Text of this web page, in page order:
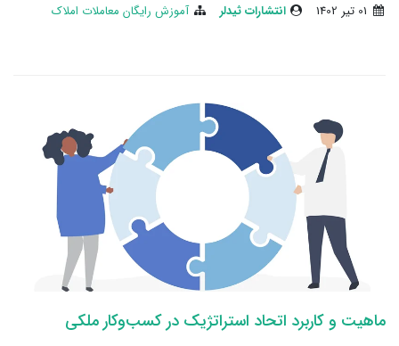
انتشارات ثیدلر آموزش رایگان معاملات املاک
ماهیت و کاربرد اتحاد استراتژیک در کسب‌وکار ملکی